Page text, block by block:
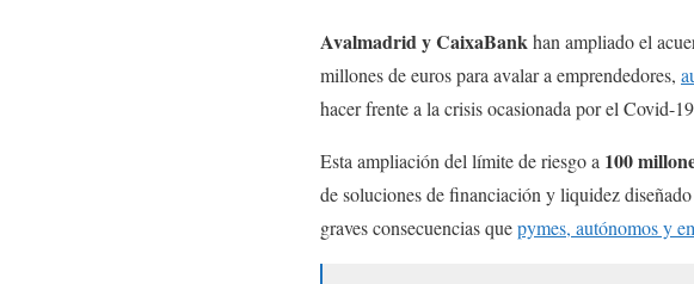
Avalmadrid y CaixaBankhan ampliado el
millones de euros para avalar a emprendedores,
hacer frente a la crisis ocasionada por el Covid-
Esta ampliación del límite de riesgo a 100
de soluciones de financiación y liquidez
graves consecuencias quepymes, autónomos y